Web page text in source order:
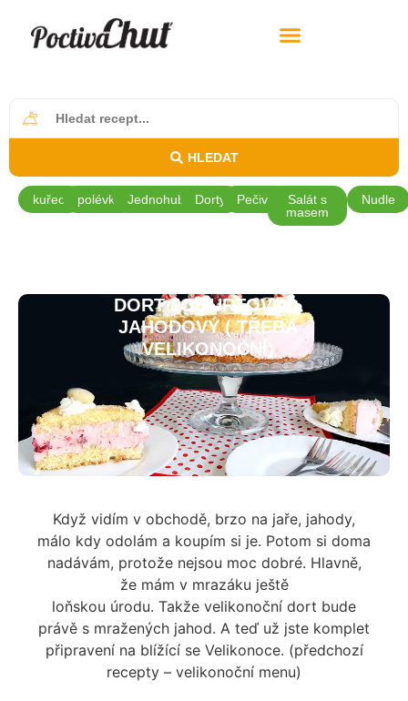
HLEDAT
kuřecí polévky JednohubkyDorty Pečivo
Salát s
masem
Nudle
DORT JOGURTOVO –
JAHODOVÝ ( TŘEBA
VELIKONOČNÍ)
Když vidím v obchodě, brzo na jaře, jahody,
málo kdy odolám a koupím si je. Potom si doma
nadávám, protože nejsou moc dobré. Hlavně,
že mám v mrazáku ještě
loňskou úrodu. Takže velikonoční dort bude
právě s mražených jahod. A teď už jste komplet
připravení na blížící se Velikonoce. (předchozí
recepty – velikonoční menu)